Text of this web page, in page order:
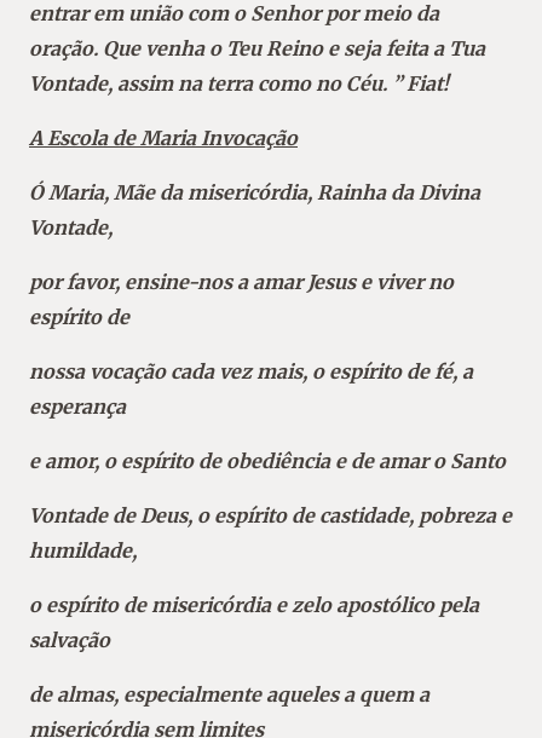
entrar em união com o Senhor por meio da
oração. Que venha o Teu Reino e seja feita a Tua
Vontade, assim na terra como no Céu. ”Fiat!
A Escola de Maria Invocação
Ó Maria, Mãe da misericórdia, Rainha da Divina
Vontade,
por favor, ensine-nos a amar Jesus e viver no
espírito de
nossa vocação cada vez mais, o espírito de fé, a
esperança
e amor, o espírito de obediência e de amar o Santo
Vontade de Deus, o espírito de castidade, pobreza e
humildade,
o espírito de misericórdia e zelo apostólico pela
salvação
de almas, especialmente aqueles a quem a
misericórdia sem limites